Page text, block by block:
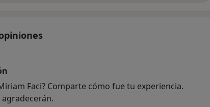
Faci? Comparte cómo fue tu experiencia.